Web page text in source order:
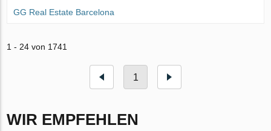
GG Real Estate Barcelona
1 - 24 von 1741
1
WIR EMPFEHLEN